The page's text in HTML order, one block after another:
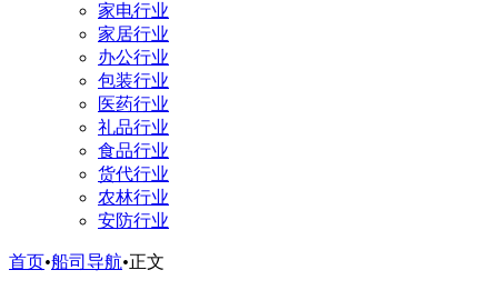
家电行业
家居行业
办公行业
包装行业
医药行业
礼品行业
食品行业
货代行业
农林行业
安防行业
首页•船司导航•正文